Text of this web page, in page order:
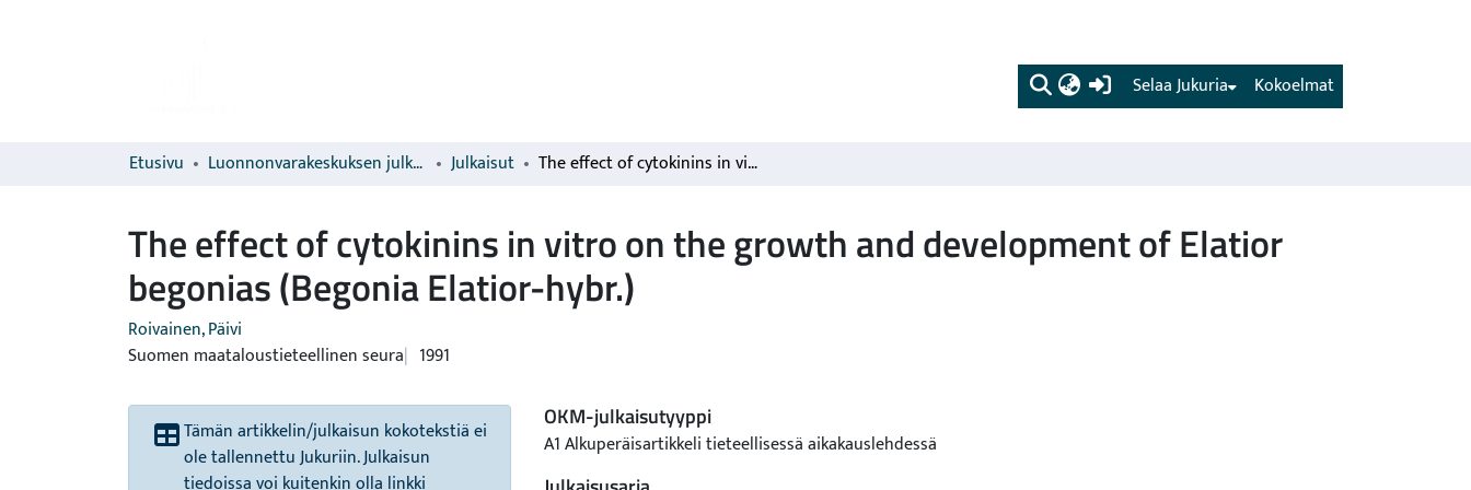
(current) Kokoelmat
Selaa Jukuria
Etusivu Luonnonvarakeskuksen julkaisut Julkaisut The effect of cytokinins in vitro on the growth and development of Elatior begonias (Begonia Elatior-hybr.)
The effect of cytokinins in vitro on the growth and development of Elatior
begonias (Begonia Elatior-hybr.)
Roivainen, Päivi
Suomen maataloustieteellinen seura 1991
Tämän artikkelin/julkaisun kokotekstiä ei
ole tallennettu Jukuriin. Julkaisun
tiedoissa voi kuitenkin olla linkki
OKM-julkaisutyyppi
A1 Alkuperäisartikkeli tieteellisessä aikakauslehdessä